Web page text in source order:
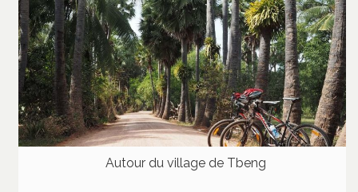
Autour du village de Tbeng